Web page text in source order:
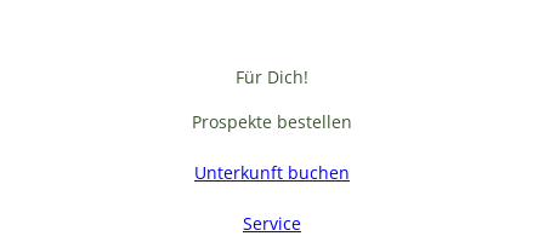
Für Dich!
Prospekte bestellen
Unterkunft buchen
Service